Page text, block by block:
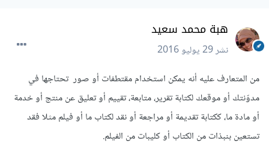
هبة محمد سعيد
نشر29 يوليو 2016
من المتعارف عليه أنه يمكن استخدام مقتطفات أو صور تحتاجها في
مدوّنتك أو موقعك لكتابة تقرير، متابعة، تقييم أو تعليق عن منتج أو خدمة
أو مادة ما، ككتابة تقديمة أو مراجعة أو نقد لكتاب ما أو فيلم مثلا فقد
تستعين بنبذات من الكتاب أو كليبات من الفيلم.